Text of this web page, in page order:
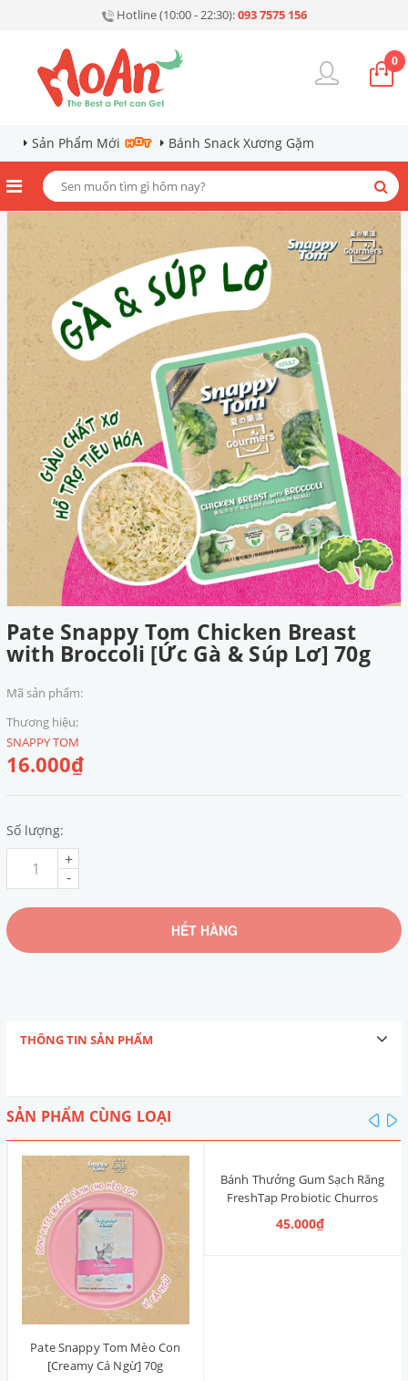
Hotline (10:00 - 22:30):093 7575 156
0
Sản Phẩm Mới Bánh Snack Xương Gặm
Pate Snappy Tom Chicken Breast
with Broccoli [Ức Gà & Súp Lơ] 70g
Mã sản phẩm:
Thương hiệu:
SNAPPY TOM
16.000₫
Số lượng:
-
+
HẾT HÀNG
THÔNG TIN SẢN PHẨM
SẢN PHẨM CÙNG LOẠI
Pate Snappy Tom Mèo Con
[Creamy Cá Ngừ] 70g
Bánh Thưởng Gum Sạch Răng
FreshTap Probiotic Churros
Hàn Quốc 36g [4 Vị]
45.000₫